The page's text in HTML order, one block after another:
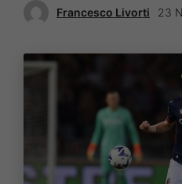
Francesco Livorti 23